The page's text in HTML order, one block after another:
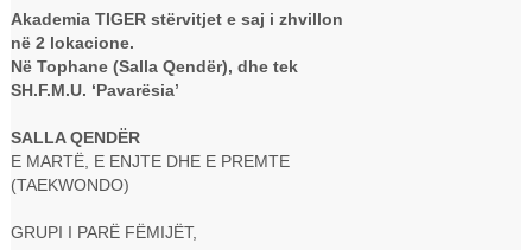
Akademia TIGER stërvitjet e saj i zhvillon
në 2 lokacione.
Në Tophane (Salla Qendër), dhe tek
SH.F.M.U. ‘Pavarësia’
SALLA QENDËR
E MARTË, E ENJTE DHE E PREMTE
(TAEKWONDO)
GRUPI I PARË FËMIJËT,